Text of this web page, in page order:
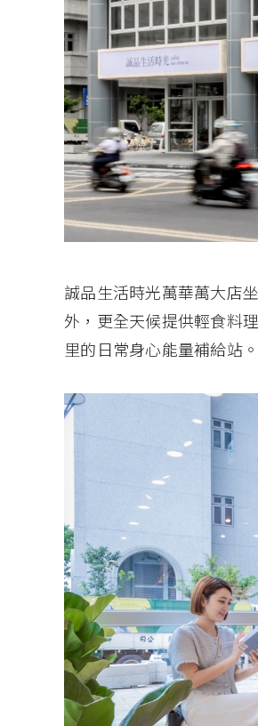
誠品生活時光萬華萬大店
外，更全天候提供輕食料
里的日常身心能量補給站。